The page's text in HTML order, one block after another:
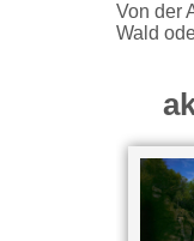
Von der
Wald